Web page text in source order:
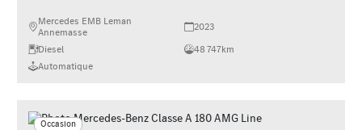
Mercedes EMB Leman
Annemasse
2023
Diesel
48 747km
Automatique
Occasion